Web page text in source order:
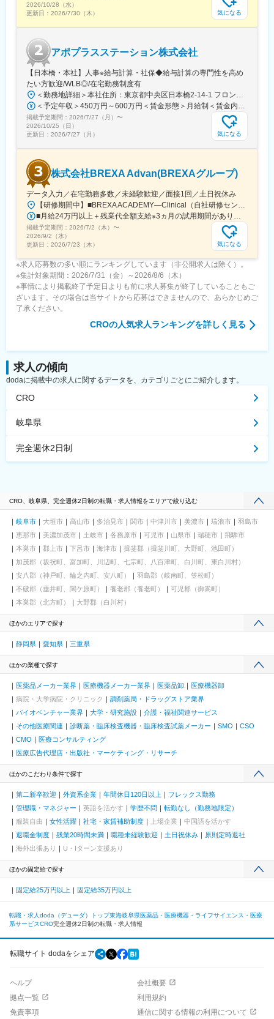
変更の範囲：会社の定める業務
2026/10/28（水）
更新日： 2026/7/30（木） 気になる
アポプラスステーション株式会社
【日本橋・本社】人事※給与計算・社保◆給与計算の専門性を高め
たい方歓迎/WLB◎/在宅勤務制度有
掲載予定期間： 2026/7/27（月） 〜
2026/10/25（日）
更新日： 2026/7/27（月） 気になる
株式会社BREXA Advan(BREXAグループ)
データ入力／在宅勤務多数／未経験歓迎／面接1回／土日祝休み
掲載予定期間： 2026/7/2（木） 〜
2026/9/2（水）
更新日： 2026/7/23（木） 気になる
※求人応募数の多い順にランキングしています（非公開求人は除く）。
※集計対象期間：2026/7/31（金）～2026/8/6（木）
※事情により掲載終了予定日よりも前に求人募集が終了していることもご
ざいます。その場合は当サイトから応募はできませんので、あらかじめご
了承ください。
CROの人気求人ランキングを詳しく見る
求人の傾向
dodaに掲載中の求人に関するデータを、カテゴリごとにご紹介します。
CRO
岐阜県
完全週休2日制
CRO、岐阜県、完全週休2日制の転職・求人情報をエリアで絞り込む
岐阜市 大垣市 高山市 多治見市 関市 中津川市 美濃市 瑞浪市
羽島市
恵那市
美濃加茂市 土岐市 各務原市 可児市 山県市 瑞穂市
飛騨市
本巣市
郡上市 下呂市 海津市
揖斐郡（揖斐川町、大野町、池田町）
加茂郡（坂祝町、富加町、川辺町、七宗町、八百津町、白川町、東白川村）
安八郡（神戸町、輪之内町、安八町）
羽島郡（岐南町、笠松町）
不破郡（垂井町、関ケ原町）
養老郡（養老町）
可児郡（御嵩町）
本巣郡（北方町）
大野郡（白川村）
ほかのエリアで探す
静岡県 愛知県 三重県
ほかの業種で探す
医薬品メーカー業界 医療機器メーカー業界 医薬品卸
医療機器卸
病院・大学病院・クリニック
調剤薬局・ドラッグストア業界
バイオベンチャー業界
大学・研究施設
介護・福祉関連サービス
その他医療関連
診断薬・臨床検査機器・臨床検査試薬メーカー SMO
CSO
CMO
医療コンサルティング
医療広告代理店・出版社・マーケティング・リサーチ
ほかのこだわり条件で探す
第二新卒歓迎 外資系企業 年間休日120日以上
フレックス勤務
管理職・マネジャー
英語を活かす 学歴不問
転勤なし（勤務地限定）
服装自由
女性活躍 社宅・家賃補助制度 上場企業
中国語を活かす
退職金制度
残業20時間未満 職種未経験歓迎 土日祝休み
原則定時退社
海外出張あり
U・Iターン支援あり
ほかの固定給で探す
固定給25万円以上 固定給35万円以上
転職・求人doda（デューダ）トップ東海岐阜県医薬品・医療機器・ライフサイエンス・医療
系サービスCRO完全週休2日制の転職・求人情報
転職サイト dodaをシェア
ヘルプ
会社概要
拠点一覧
利用規約
免責事項
通信に関する情報の利用について